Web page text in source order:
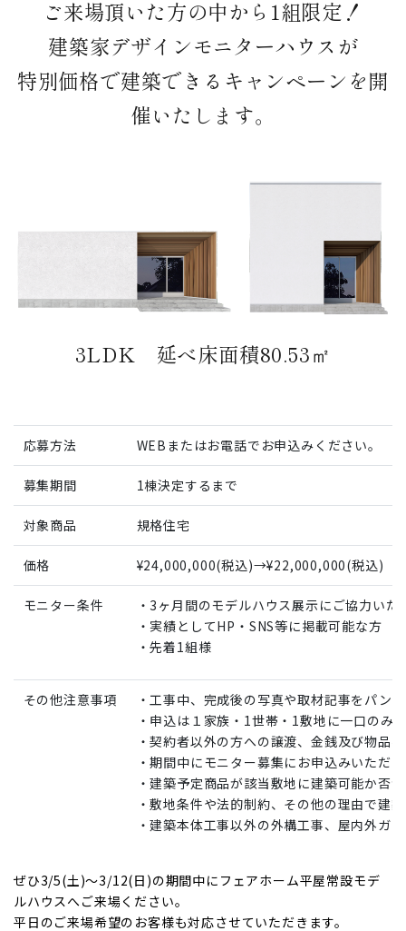
ご来場頂いた方の中から1組限定！
建築家デザインモニターハウスが
特別価格で建築できるキャンペーンを開
催いたします。
3LDK 延べ床面積80.53㎡
応募方法 WEBまたはお電話でお申込みください。
募集期間 1棟決定するまで
対象商品 規格住宅
価格 ¥24,000,000(税込)→¥22,000,000(税込)
モニター条件
・3ヶ月間のモデルハウス展示にご協力いた
・実績としてHP・SNS等に掲載可能な方
・先着1組様
その他注意事項
・工事中、完成後の写真や取材記事をパ
・申込は１家族・1世帯・1敷地に一口のみ
・契約者以外の方への譲渡、金銭及び物品
・期間中にモニター募集にお申込みいただ
・建築予定商品が該当敷地に建築可能か否
・敷地条件や法的制約、その他の理由で建
・建築本体工事以外の外構工事、屋内外ガ
ぜひ3/5(土)～3/12(日)の期間中にフェアホーム平屋常設モデ
ルハウスへご来場ください。
平日のご来場希望のお客様も対応させていただきます。